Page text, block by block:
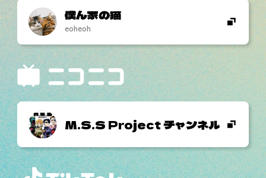
僕ん家の猫
eoheoh
M.S.S Project チャンネル